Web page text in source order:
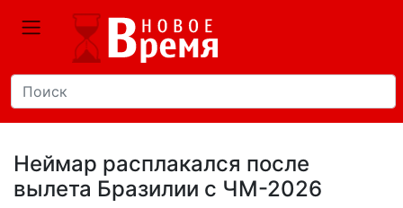
Неймар расплакался после
вылета Бразилии с ЧМ-2026